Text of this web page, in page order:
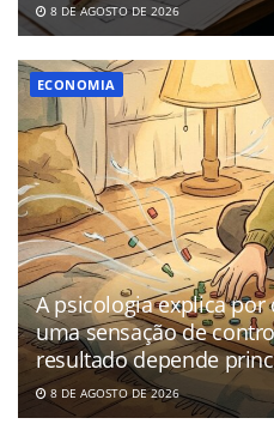
8 DE AGOSTO DE 2026
ECONOMIA
A psicologia explica
uma sensação de
resultado depende
8 DE AGOSTO DE 2026